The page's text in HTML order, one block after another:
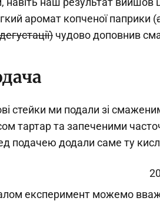
аромат копченої паприки (
чудово доповнив
стейки ми подали зі
тартар та запеченими
подачею додали саме ту
експеримент можемо